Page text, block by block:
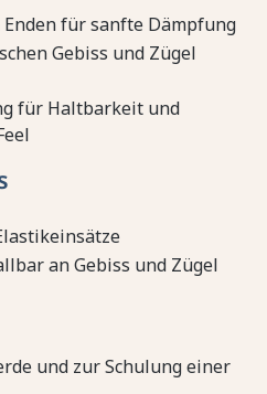
für sanfte Dämpfung
Gebiss und Zügel
für Haltbarkeit und
an Gebiss und Zügel
und zur Schulung einer